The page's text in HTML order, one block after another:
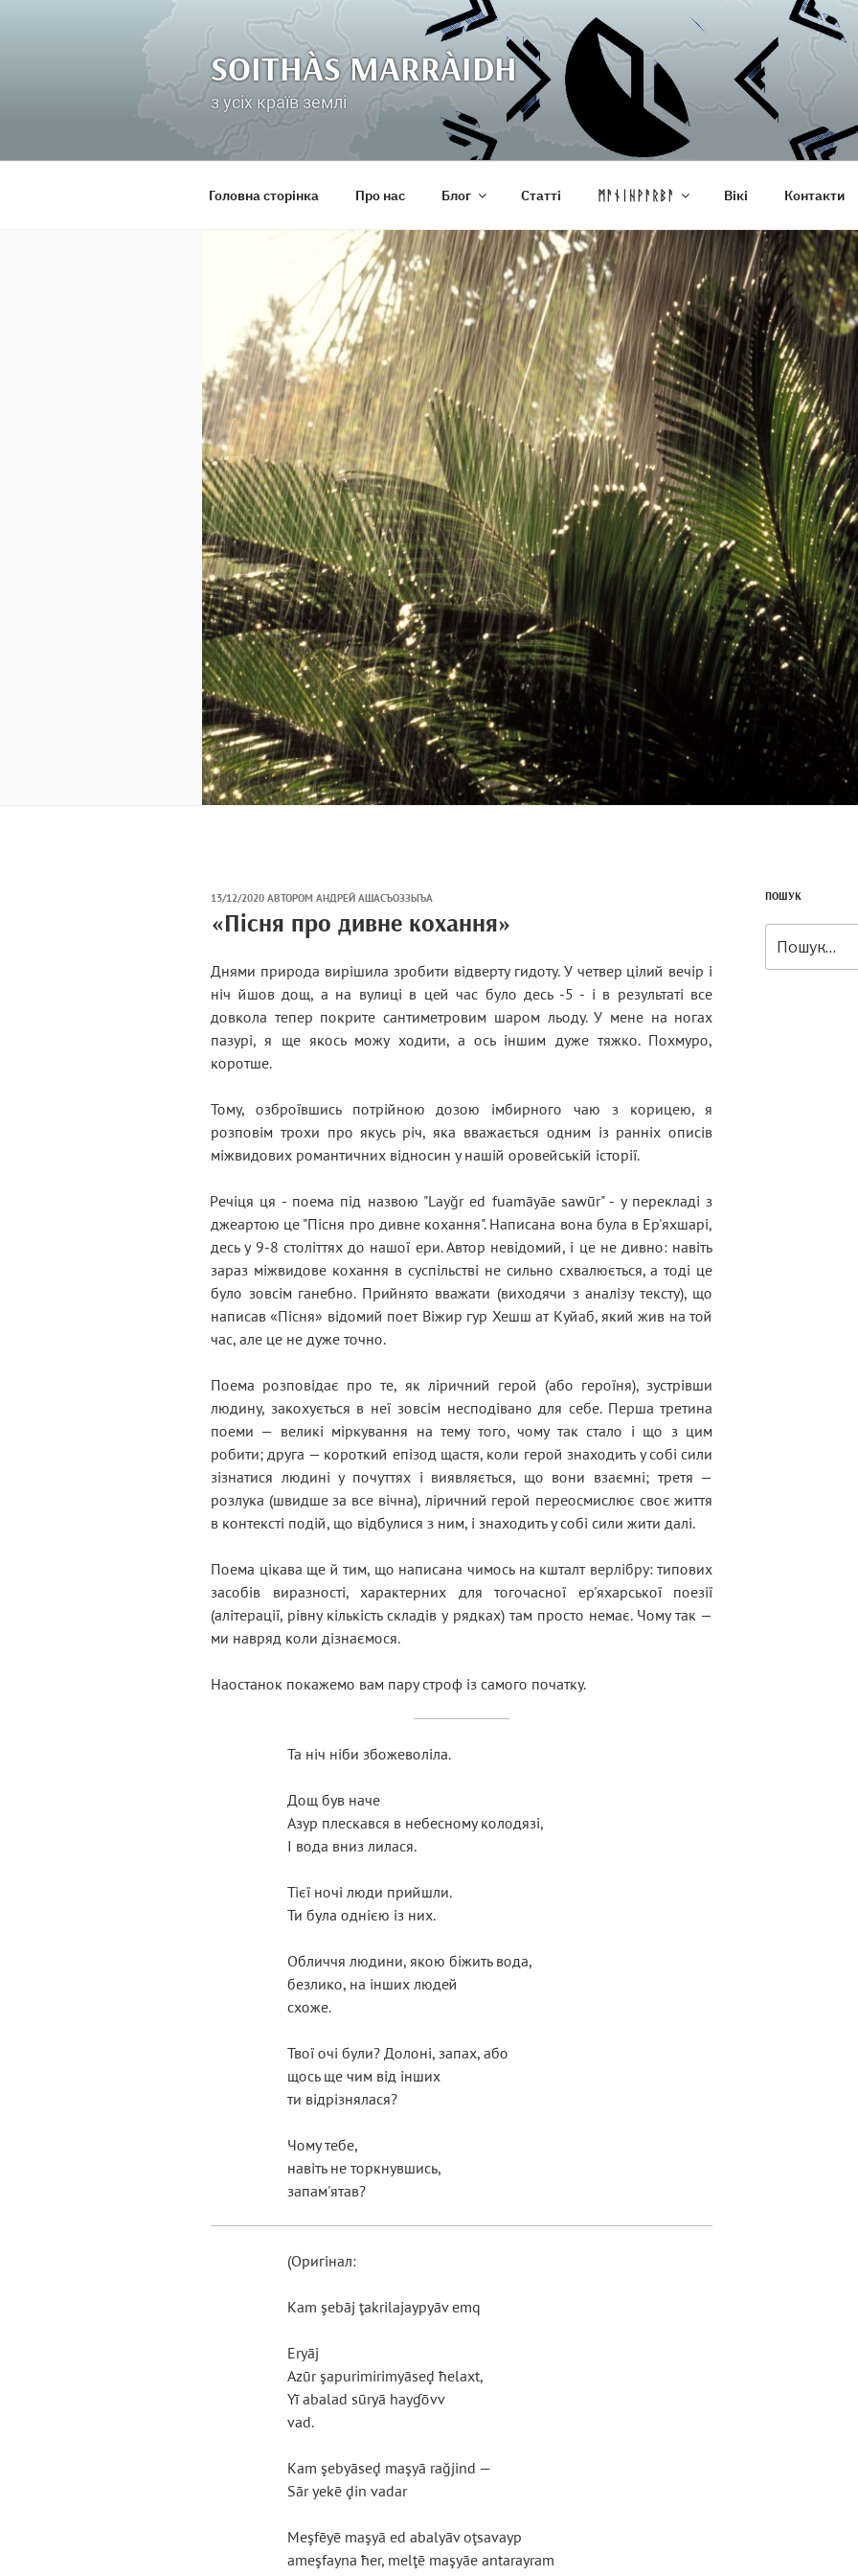
SOITHÀS MARRÀIDH
з усіх країв землі
Головна сторінка Про нас Блог Статті ᛗᚨᚾᛁᚺᚹᚨᚱᛒᚨ Вікі Контакти
ОПУБЛІКОВАНО
13/12/2020 АВТОРОМ АНДРЕЙ АШАСЪОЗЗЫЪА
«Пісня про дивне кохання»
Днями природа вирішила зробити відверту гидоту. У четвер цілий вечір і
ніч йшов дощ, а на вулиці в цей час було десь -5 - і в результаті все
довкола тепер покрите сантиметровим шаром льоду. У мене на ногах
пазурі, я ще якось можу ходити, а ось іншим дуже тяжко. Похмуро,
коротше.
Тому, озброївшись потрійною дозою імбирного чаю з корицею, я
розповім трохи про якусь річ, яка вважається одним із ранніх описів
міжвидових романтичних відносин у нашій оровейській історії.
Речіця ця - поема під назвою "Layğr ed fuamāyāe sawūr" - у перекладі з
джеартою це "Пісня про дивне кохання". Написана вона була в Ер'яхшарі,
десь у 9-8 століттях до нашої ери. Автор невідомий, і це не дивно: навіть
зараз міжвидове кохання в суспільстві не сильно схвалюється, а тоді це
було зовсім ганебно. Прийнято вважати (виходячи з аналізу тексту), що
написав «Пісня» відомий поет Віжир гур Хешш ат Куйаб, який жив на той
час, але це не дуже точно.
Поема розповідає про те, як ліричний герой (або героїня), зустрівши
людину, закохується в неї зовсім несподівано для себе. Перша третина
поеми — великі міркування на тему того, чому так стало і що з цим
робити; друга — короткий епізод щастя, коли герой знаходить у собі сили
зізнатися людині у почуттях і виявляється, що вони взаємні; третя —
розлука (швидше за все вічна), ліричний герой переосмислює своє життя
в контексті подій, що відбулися з ним, і знаходить у собі сили жити далі.
Поема цікава ще й тим, що написана чимось на кшталт верлібру: типових
засобів виразності, характерних для тогочасної ер'яхарської поезії
(алітерації, рівну кількість складів у рядках) там просто немає. Чому так —
ми навряд коли дізнаємося.
Наостанок покажемо вам пару строф із самого початку.
Та ніч ніби збожеволіла.
Дощ був наче
Азур плескався в небесному колодязі,
І вода вниз лилася.
Тієї ночі люди прийшли.
Ти була однією із них.
Обличчя людини, якою біжить вода,
безлико, на інших людей
схоже.
Твої очі були? Долоні, запах, або
щось ще чим від інших
ти відрізнялася?
Чому тебе,
навіть не торкнувшись,
запам'ятав?
(Оригінал:
Kam şebāj ţakrilajaypyāv emq
Eryāj
Azūr şapurimirimyāseḑ ħelaxt,
Yī abalad sūryā hayɠōvv
vad.
Kam şebyāseḑ maşyā rağjind —
Sār yekē ḑin vadar
Meşfēyē maşyā ed abalyāv oţsavayp
ameşfayna ħer, melţē maşyāe antarayram
ПОШУК